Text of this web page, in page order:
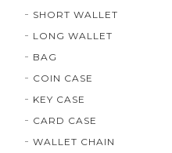
SHORT WALLET
LONG WALLET
BAG
COIN CASE
KEY CASE
CARD CASE
WALLET CHAIN